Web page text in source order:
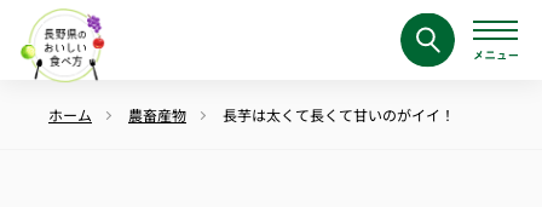
ホーム 農畜産物 長芋は太くて長くて甘いのがイイ！